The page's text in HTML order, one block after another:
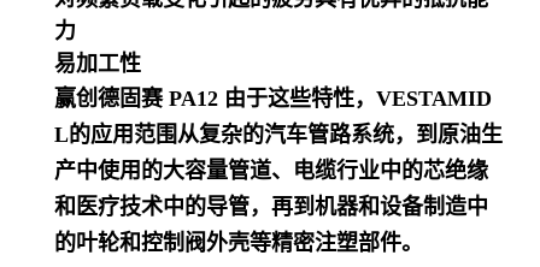
力
易加工性
赢创德固赛 PA12 由于这些特性，VESTAMID
L的应用范围从复杂的汽车管路系统，到原油生
产中使用的大容量管道、电缆行业中的芯绝缘
和医疗技术中的导管，再到机器和设备制造中
的叶轮和控制阀外壳等精密注塑部件。